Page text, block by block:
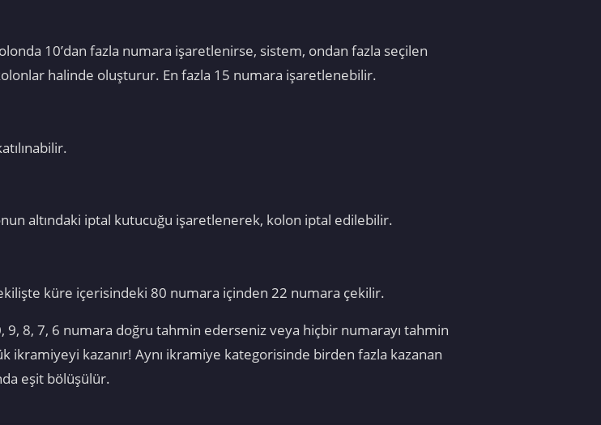
10’dan fazla numara işaretlenirse, sistem, ondan fazla seçilen
halinde oluşturur. En fazla 15 numara işaretlenebilir.
altındaki iptal kutucuğu işaretlenerek, kolon iptal edilebilir.
küre içerisindeki 80 numara içinden 22 numara çekilir.
9, 8, 7, 6 numara doğru tahmin ederseniz veya hiçbir numarayı tahmin
ikramiyeyi kazanır! Aynı ikramiye kategorisinde birden fazla kazanan
eşit bölüşülür.